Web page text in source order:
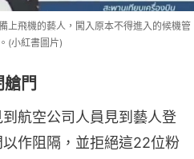
上飛機的藝人，闖入原本不得進入的候機管
(小紅書圖片)
門
航空公司人員見到藝人登
作阻隔，並拒絕這22位粉